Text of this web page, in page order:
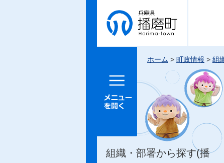
兵庫県 播
磨町
メニュー
ホーム > 町政情報 > 組
組織・部署から探す(播